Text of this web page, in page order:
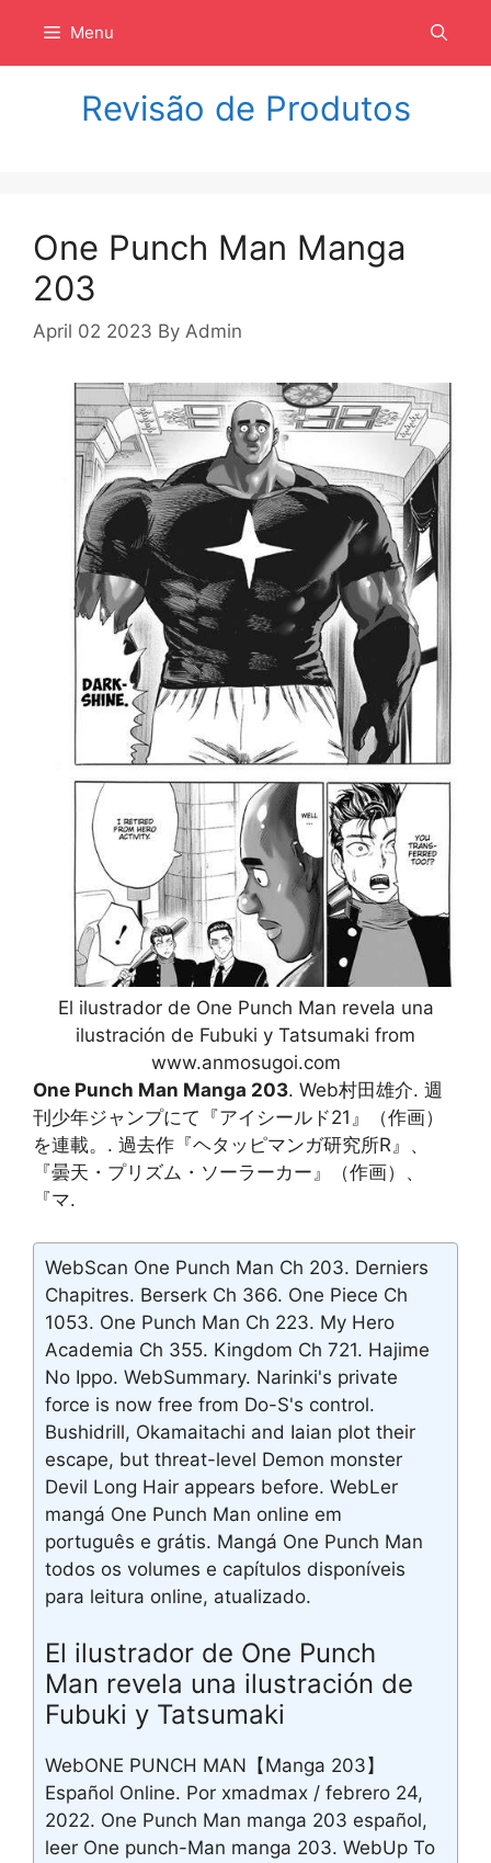
isi
Menu
Revisão de Produtos
One Punch Man Manga
203
April 02 2023 By Admin
El ilustrador de One Punch Man revela una
ilustración de Fubuki y Tatsumaki from
www.anmosugoi.com
One Punch Man Manga 203. Web村田雄介. 週
刊少年ジャンプにて『アイシールド21』（作画）
を連載。. 過去作『ヘタッピマンガ研究所R』、
『曇天・プリズム・ソーラーカー』（作画）、
『マ.
WebScan One Punch Man Ch 203. Derniers
Chapitres. Berserk Ch 366. One Piece Ch
1053. One Punch Man Ch 223. My Hero
Academia Ch 355. Kingdom Ch 721. Hajime
No Ippo. WebSummary. Narinki's private
force is now free from Do-S's control.
Bushidrill, Okamaitachi and Iaian plot their
escape, but threat-level Demon monster
Devil Long Hair appears before. WebLer
mangá One Punch Man online em
português e grátis. Mangá One Punch Man
todos os volumes e capítulos disponíveis
para leitura online, atualizado.
El ilustrador de One Punch
Man revela una ilustración de
Fubuki y Tatsumaki
WebONE PUNCH MAN【Manga 203】
Español Online. Por xmadmax / febrero 24,
2022. One Punch Man manga 203 español,
leer One punch-Man manga 203. WebUp To